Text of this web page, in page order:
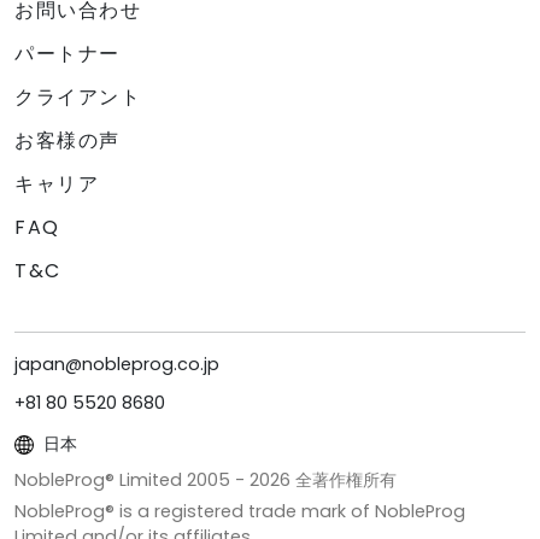
お問い合わせ
パートナー
クライアント
お客様の声
キャリア
FAQ
T&C
japan@nobleprog.co.jp
+81 80 5520 8680
日本
NobleProg® Limited 2005 - 2026 全著作権所有
NobleProg® is a registered trade mark of NobleProg